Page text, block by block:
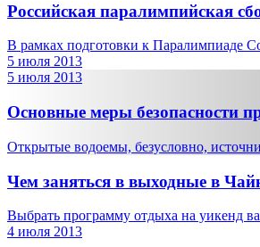
Российская паралимпийская
В рамках подготовки к Паралимпиаде
5 июля 2013
5 июля 2013
Основные меры безопасности
Открытые водоемы, безусловно,
Чем заняться в выходные в
Выбрать программу отдыха на уикенд
4 июля 2013